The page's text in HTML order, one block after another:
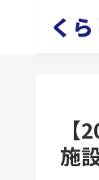
く
施